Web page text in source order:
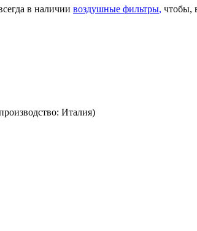
в наличии воздушные фильтры, чтобы,
Италия)